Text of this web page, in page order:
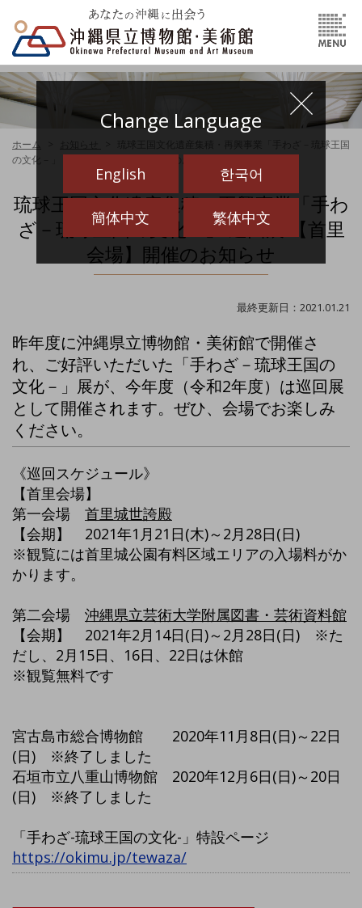
Change Language
English 한국어
簡体中文 繁体中文
ホーム
琉球王国文化遺産集積・再興事業「手わざ－琉球王国
の文化－」 巡回展 【首里会場】開催のお知らせ
琉球王国文化遺産集積・再興事業「手わ
ざ－琉球王国の文化－」 巡回展 【首里
会場】開催のお知らせ
最終更新日：2021.01.21
昨年度に沖縄県立博物館・美術館で開催さ
れ、ご好評いただいた「手わざ－琉球王国の
文化－」展が、今年度（令和2年度）は巡回展
として開催されます。ぜひ、会場でお楽しみ
ください。
《巡回スケジュール》
【首里会場】
第一会場 首里城世誇殿
【会期】 2021年1月21日(木)～2月28日(日)
※観覧には首里城公園有料区域エリアの入場料がか
かります。
第二会場 沖縄県立芸術大学附属図書・芸術資料館
【会期】 2021年2月14日(日)～2月28日(日) ※た
だし、2月15日、16日、22日は休館
※観覧無料です
宮古島市総合博物館 2020年11月8日(日)～22日
(日) ※終了しました
石垣市立八重山博物館 2020年12月6日(日)～20日
(日) ※終了しました
「手わざ-琉球王国の文化-」特設ページ
https://okimu.jp/tewaza/